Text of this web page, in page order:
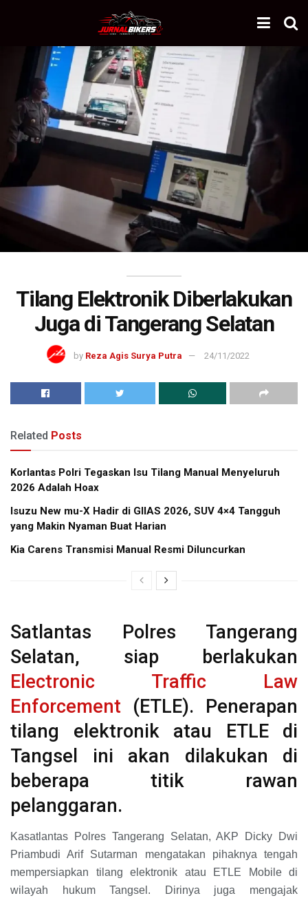
Tilang Elektronik Diberlakukan
Juga di Tangerang Selatan
by Reza Agis Surya Putra 24/11/2022
Related Posts
Korlantas Polri Tegaskan Isu Tilang Manual Menyeluruh
2026 Adalah Hoax
Isuzu New mu-X Hadir di GIIAS 2026, SUV 4×4 Tangguh
yang Makin Nyaman Buat Harian
Kia Carens Transmisi Manual Resmi Diluncurkan
Satlantas Polres Tangerang
Selatan, siap berlakukan
Electronic Traffic Law
Enforcement (ETLE). Penerapan
tilang elektronik atau ETLE di
Tangsel ini akan dilakukan di
beberapa titik rawan
pelanggaran.
Kasatlantas Polres Tangerang Selatan, AKP Dicky Dwi
Priambudi Arif Sutarman mengatakan pihaknya tengah
mempersiapkan tilang elektronik atau ETLE Mobile di
wilayah hukum Tangsel. Dirinya juga mengajak